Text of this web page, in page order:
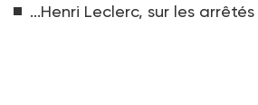
...Henri Leclerc, sur les